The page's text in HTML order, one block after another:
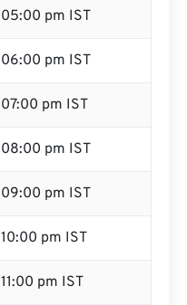
05:00 pm IST
06:00 pm IST
07:00 pm IST
08:00 pm IST
09:00 pm IST
10:00 pm IST
11:00 pm IST